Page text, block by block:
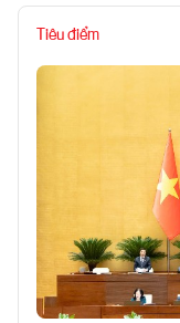
Tiêu điểm